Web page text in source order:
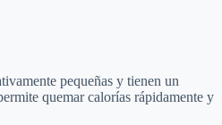
pequeñas y tienen un
quemar calorías rápidamente y